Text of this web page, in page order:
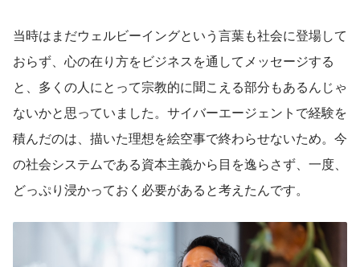
当時はまだウェルビーイングという言葉も社会に登場して
おらず、心の在り方をビジネスを通してメッセージする
と、多くの人にとって宗教的に聞こえる部分もあるんじゃ
ないかと思っていました。サイバーエージェントで経験を
積んだのは、描いた理想を絵空事で終わらせないため。今
の社会システムである資本主義から目を逸らさず、一度、
どっぷり浸かっておく必要があると考えたんです。